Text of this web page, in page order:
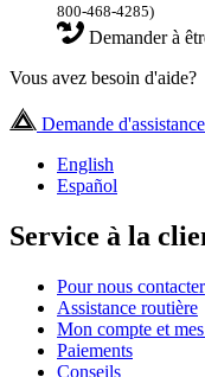
800-468-4285)
Demander à
Vous avez besoin d'aide?
Demande
English
Español
Service à la
Pour nous contacter
Assistance routière
Mon compte et
Paiements
Conseils